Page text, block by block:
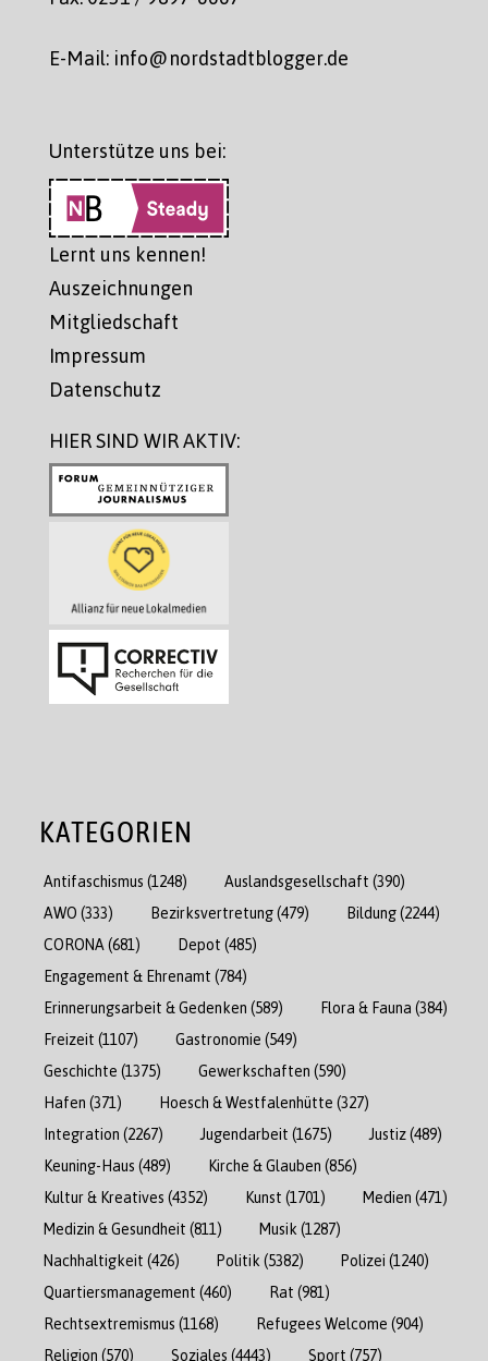
E-Mail: info@nordstadtblogger.de
Unterstütze uns bei:
Lernt uns kennen!
Auszeichnungen
Mitgliedschaft
Impressum
Datenschutz
HIER SIND WIR AKTIV:
KATEGORIEN
Antifaschismus (1248) Auslandsgesellschaft (390)
AWO (333) Bezirksvertretung(479) Bildung(2244)
CORONA (681) Depot (485)
Engagement & Ehrenamt (784)
Erinnerungsarbeit & Gedenken (589) Flora & Fauna (384)
Freizeit (1107) Gastronomie (549)
Geschichte (1375) Gewerkschaften (590)
Hafen (371) Hoesch & Westfalenhütte (327)
Integration (2267) Jugendarbeit (1675) Justiz(489)
Keuning-Haus (489) Kirche & Glauben (856)
Kultur & Kreatives (4352) Kunst (1701) Medien (471)
Medizin & Gesundheit (811) Musik (1287)
Nachhaltigkeit (426) Politik (5382) Polizei (1240)
Quartiersmanagement (460) Rat (981)
Rechtsextremismus (1168) Refugees Welcome (904)
Religion (570) Soziales (4443) Sport (757)